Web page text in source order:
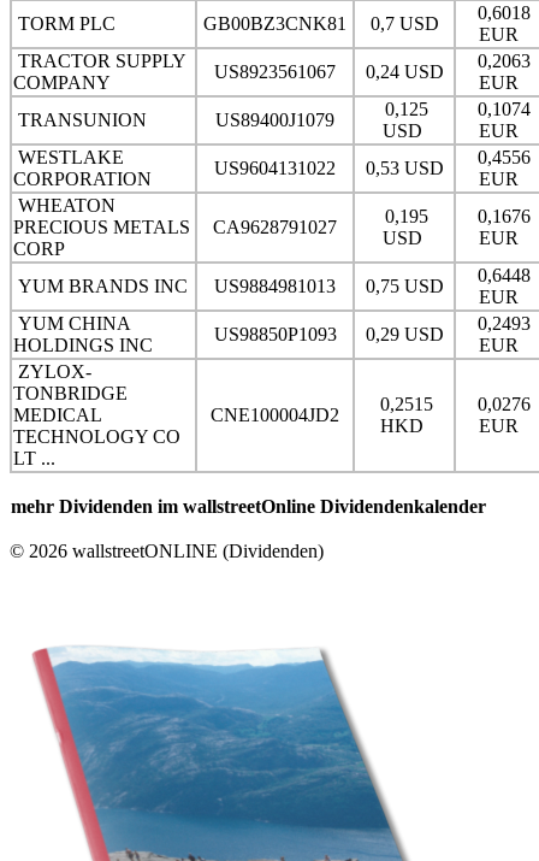
TORM PLC
GB00BZ3CNK81 0,7 USD
0,6018
EUR
TRACTOR SUPPLY
COMPANY
US8923561067 0,24 USD
0,2063
EUR
TRANSUNION
US89400J1079
0,125
USD
0,1074
EUR
WESTLAKE
CORPORATION
US9604131022 0,53 USD
0,4556
EUR
WHEATON
PRECIOUS METALS
CORP
CA9628791027
0,195
USD
0,1676
EUR
YUM BRANDS INC US9884981013 0,75 USD
0,6448
EUR
YUM CHINA
HOLDINGS INC
US98850P1093 0,29 USD
0,2493
EUR
ZYLOX-
TONBRIDGE
MEDICAL
TECHNOLOGY CO
LT ...
CNE100004JD2
0,2515
HKD
0,0276
EUR
mehr Dividenden im wallstreetOnline Dividendenkalender
© 2026 wallstreetONLINE (Dividenden)